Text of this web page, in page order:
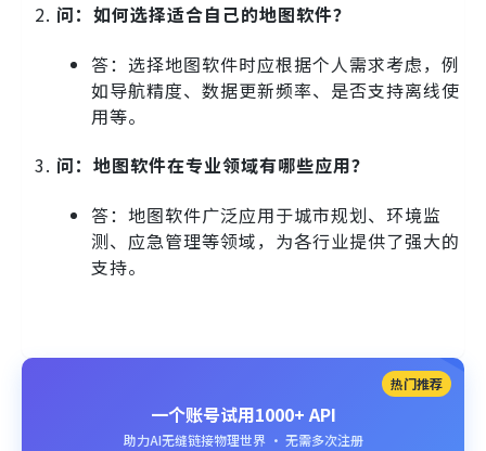
问：如何选择适合自己的地图软件？
答：选择地图软件时应根据个人需求考虑，例
如导航精度、数据更新频率、是否支持离线使
用等。
问：地图软件在专业领域有哪些应用？
答：地图软件广泛应用于城市规划、环境监
测、应急管理等领域，为各行业提供了强大的
支持。
热门推荐
一个账号试用1000+ API
助力AI无缝链接物理世界 · 无需多次注册